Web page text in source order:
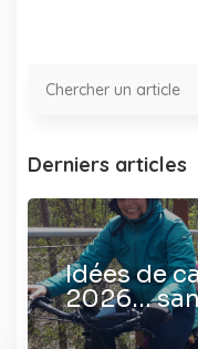
Derniers articles
Idées de
2026…